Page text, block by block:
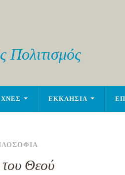
Πολιτισμός
ΕΚΚΛΗΣΙΑ
Θεού